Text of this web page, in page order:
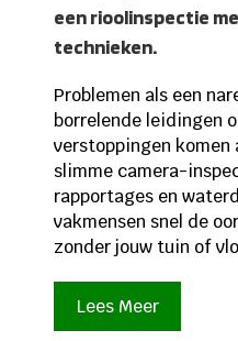
een rioolinspectie
technieken.
Problemen als een
borrelende leidingen
verstoppingen komen
slimme camera-
rapportages en
vakmensen snel de
zonder jouw tuin of
Lees Meer